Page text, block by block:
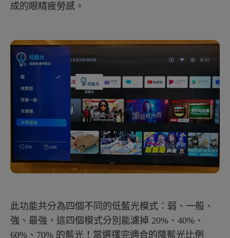
成的眼睛疲勞感。
此功能共分為四個不同的低藍光模式：弱、一般、
強、最強，這四個模式分別能濾掉 20%、40%、
60%、70% 的藍光！當選擇完適合的降藍光比例